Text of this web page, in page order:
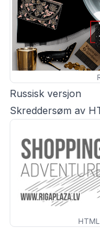
Russisk versjon
Skreddersøm av